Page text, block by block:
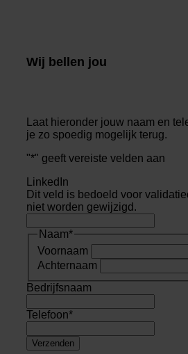
Wij bellen jou
Laat hieronder jouw naam en
je zo spoedig mogelijk terug.
"*" geeft vereiste velden aan
LinkedIn
Dit veld is bedoeld voor
niet worden gewijzigd.
Naam*
Voornaam
Achternaam
Bedrijfsnaam
Telefoon*